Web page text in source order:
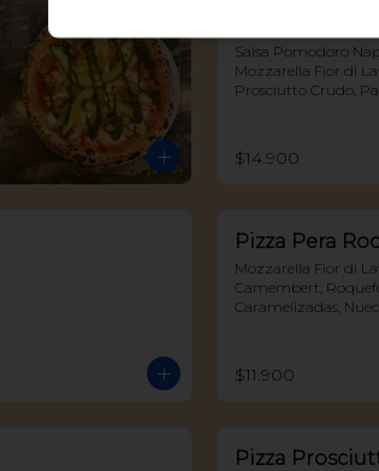
Salsa Pomodoro
Mozzarella Fior di
Prosciutto Crudo,
$14.900
Pizza Pera
Mozzarella Fior di
Camembert,
Caramelizadas,
$11.900
Pizza